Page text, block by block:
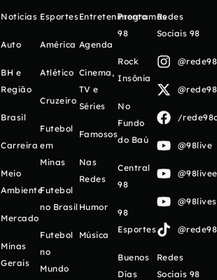
Notícias
Auto
BH e
Região
Brasil
Carreira
Meio
Ambiente
Mercado
Minas
Gerais
Esportes
América
Atlético
Cruzeiro
Futebol
em
Minas
Futebol
no Brasil
Futebol
no
Mundo
Entretenimento
Agenda
Cinema,
TV e
Séries
Famosos
Nas
Redes
Humor
Música
Programas
98
Rock
Insônia
No
Fundo
do Baú
Central
98
98
Esportes
Buenos
Días
Redes
Sociais 98
/
@98live
Redes
Sociais 98